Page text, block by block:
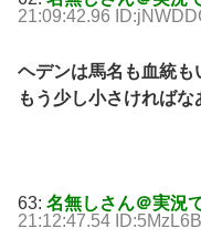
21:09:42.96
ヘデンは馬名も血統も
もう少し小さければな
63: 名無しさん＠実況
21:12:47.54